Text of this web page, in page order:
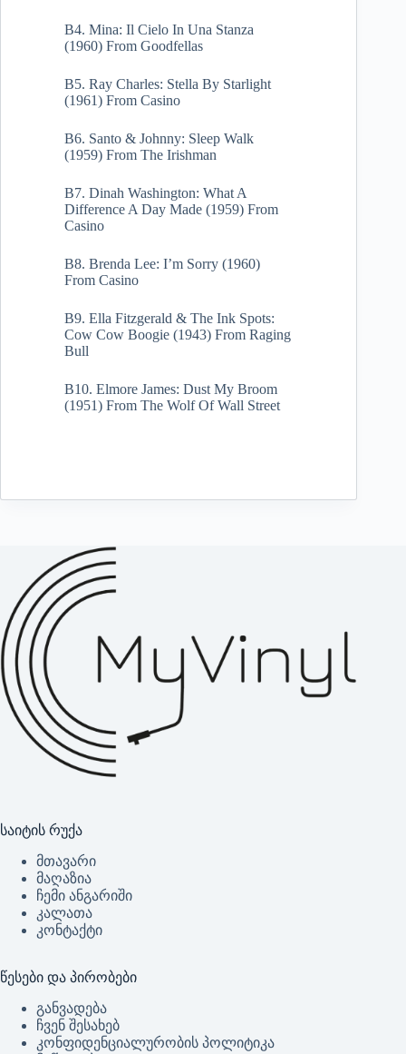
B4. Mina: Il Cielo In Una Stanza
(1960) From Goodfellas
B5. Ray Charles: Stella By Starlight
(1961) From Casino
B6. Santo & Johnny: Sleep Walk
(1959) From The Irishman
B7. Dinah Washington: What A
Difference A Day Made (1959) From
Casino
B8. Brenda Lee: I’m Sorry (1960)
From Casino
B9. Ella Fitzgerald & The Ink Spots:
Cow Cow Boogie (1943) From Raging
Bull
B10. Elmore James: Dust My Broom
(1951) From The Wolf Of Wall Street
საიტის რუქა
მთავარი
მაღაზია
ჩემი ანგარიში
კალათა
კონტაქტი
წესები და პირობები
განვადება
ჩვენ შესახებ
კონფიდენციალურობის პოლიტიკა